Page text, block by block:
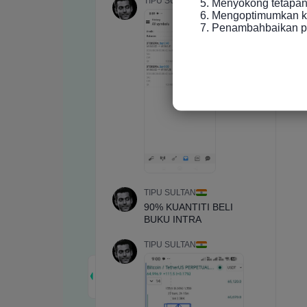
5. Menyokong
6. Mengoptimumkan
7. Penambahbaikan